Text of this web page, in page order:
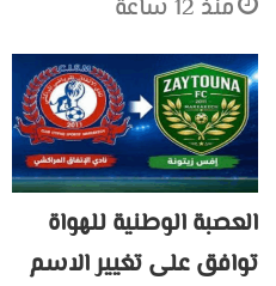
منذ 12 ساعة
العصبة الوطنية للهواة
توافق على تغيير الاسم